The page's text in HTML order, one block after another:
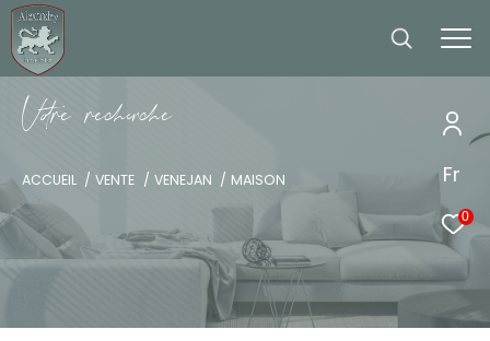
Fr
0
Vore recece
ACCUEIL VENTE VENEJAN MAISON